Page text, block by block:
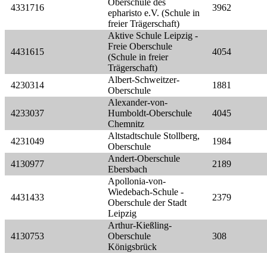
4331716
Oberschule des
epharisto e.V. (Schule in
freier Trägerschaft)
3962
4431615
Aktive Schule Leipzig -
Freie Oberschule
(Schule in freier
Trägerschaft)
4054
4230314
Albert-Schweitzer-
Oberschule
1881
4233037
Alexander-von-
Humboldt-Oberschule
Chemnitz
4045
4231049
Altstadtschule Stollberg,
Oberschule
1984
4130977
Andert-Oberschule
Ebersbach
2189
4431433
Apollonia-von-
Wiedebach-Schule -
Oberschule der Stadt
Leipzig
2379
4130753
Arthur-Kießling-
Oberschule
Königsbrück
308